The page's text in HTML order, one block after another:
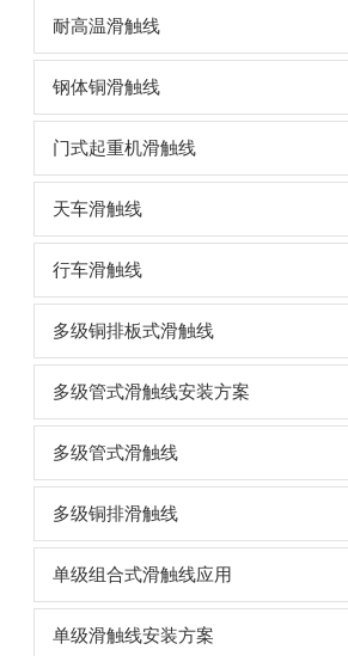
耐高温滑触线
钢体铜滑触线
门式起重机滑触线
天车滑触线
行车滑触线
多级铜排板式滑触线
多级管式滑触线安装方案
多级管式滑触线
多级铜排滑触线
单级组合式滑触线应用
单级滑触线安装方案